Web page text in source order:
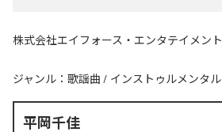
株式会社エイフォース・エンタテイメント
ジャンル： 歌謡曲 / インストゥルメンタル
平岡千佳